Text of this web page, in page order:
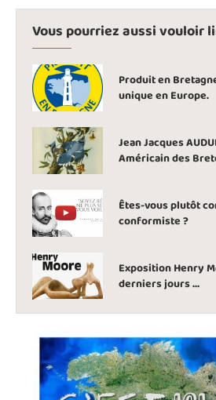
Vous pourriez aussi vouloir
Produit en
unique en Europe.
Jean Jacques
Américain des
Êtes-vous plutôt
conformiste ?
Exposition Henry
derniers jours …